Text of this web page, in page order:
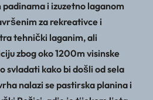
i izuzetno laganom
za rekreativce i
tehnički laganim, ali
zbog oko 1200m visinske
svladati kako bi došli od sela
nalazi se pastirska planina i